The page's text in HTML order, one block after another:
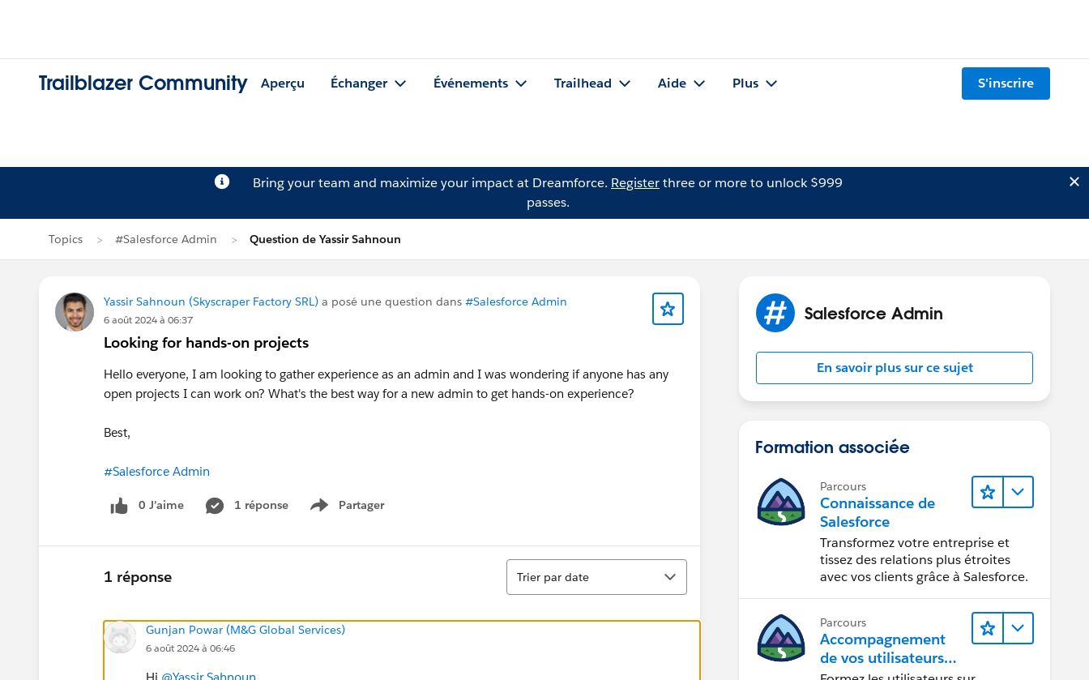
Trailblazer Community Aperçu Échanger Événements Trailhead Aide Plus S'inscrire
Bring your team and maximize your impact at Dreamforce. Registerthree or more to unlock $999
passes.
Topics #Salesforce Admin Question de Yassir Sahnoun
Yassir Sahnoun (Skyscraper Factory SRL) a posé une question dans #Salesforce Admin
6 août 2024 à 06:37
Looking for hands-on projects
Hello everyone, I am looking to gather experience as an admin and I was wondering if anyone has any
open projects I can work on? What's the best way for a new admin to get hands-on experience?
Best,
#Salesforce Admin
0 J’aime 1 réponse Partager
Show menu
1 réponse
Tri
Trier par date
Gunjan Powar (M&G Global Services)
6 août 2024 à 06:46
Salesforce Admin
En savoir plus sur ce sujet
Formation associée
Parcours
Connaissance de
Salesforce
Transformez votre entreprise et
tissez des relations plus étroites
avec vos clients grâce à Salesforce.
Parcours
Accompagnement
de vos utilisateurs